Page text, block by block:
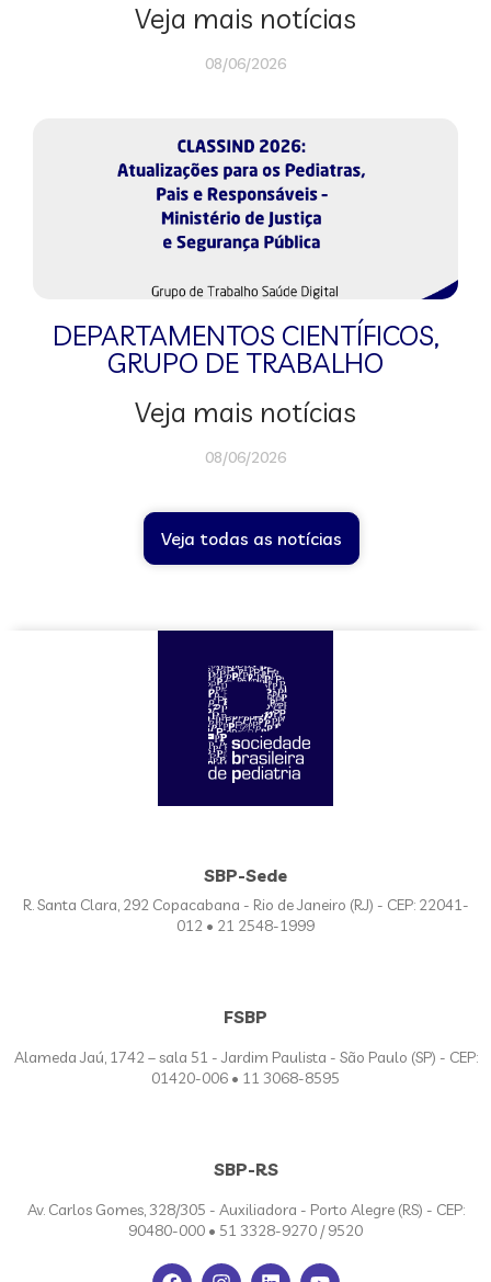
Veja mais notícias
08/06/2026
DEPARTAMENTOS CIENTÍFICOS,
GRUPO DE TRABALHO
Veja mais notícias
08/06/2026
Veja todas as notícias
SBP-Sede
R. Santa Clara, 292 Copacabana - Rio de Janeiro (RJ) - CEP: 22041-
012 • 21 2548-1999
FSBP
Alameda Jaú, 1742 – sala 51 - Jardim Paulista - São Paulo (SP) - CEP:
01420-006 • 11 3068-8595
SBP-RS
Av. Carlos Gomes, 328/305 - Auxiliadora - Porto Alegre (RS) - CEP:
90480-000 • 51 3328-9270 / 9520